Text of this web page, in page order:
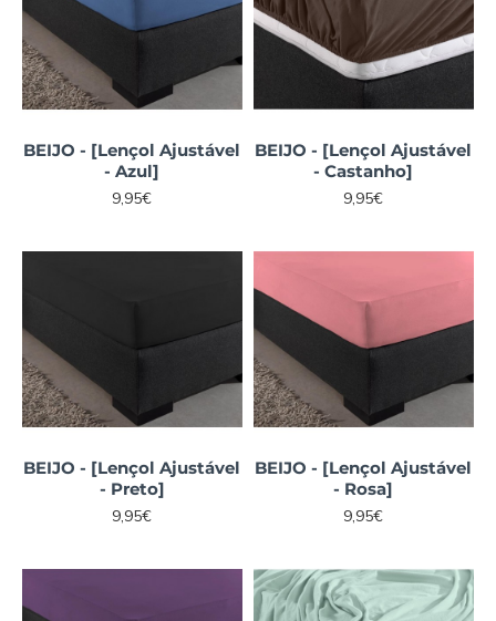
BEIJO - [Lençol Ajustável
- Azul]
9,95€
BEIJO - [Lençol Ajustável
- Castanho]
9,95€
BEIJO - [Lençol Ajustável
- Preto]
9,95€
BEIJO - [Lençol Ajustável
- Rosa]
9,95€